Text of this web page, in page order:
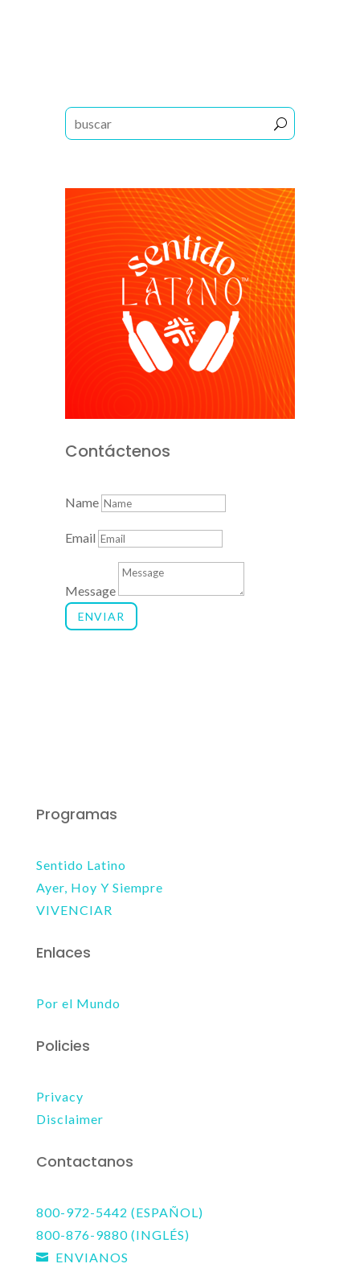
Contáctenos
Name
Email
Message
ENVIAR
Programas
Sentido Latino
Ayer, Hoy Y Siempre
VIVENCIAR
Enlaces
Por el Mundo
Policies
Privacy
Disclaimer
Contactanos
800-972-5442 (ESPAÑOL)
800-876-9880 (INGLÉS)
 ENVIANOS